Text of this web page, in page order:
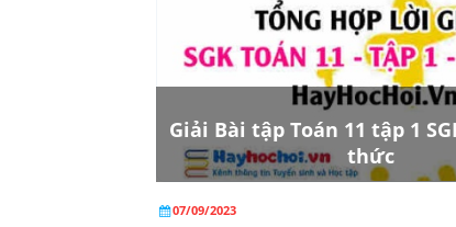
Giải Bài tập Toán 11 tập 1
thức
07/09/2023